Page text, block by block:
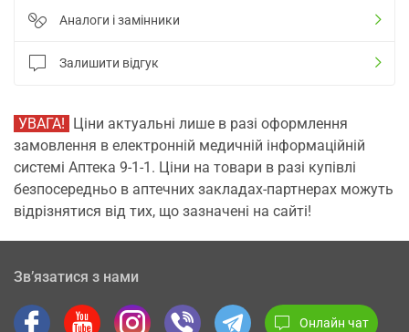
Аналоги і замінники
Залишити відгук
УВАГА! Ціни актуальні лише в разі оформлення
замовлення в електронній медичній інформаційній
системі Аптека 9-1-1. Ціни на товари в разі купівлі
безпосередньо в аптечних закладах-партнерах можуть
відрізнятися від тих, що зазначені на сайті!
Зв’язатися з нами
Онлайн чат